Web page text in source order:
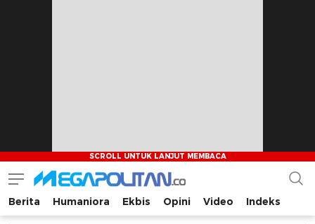
Megapolitan.co
Menyajikan berita-berita fakta bagi pembaca
Berita Humaniora Ekbis Opini Video Indeks